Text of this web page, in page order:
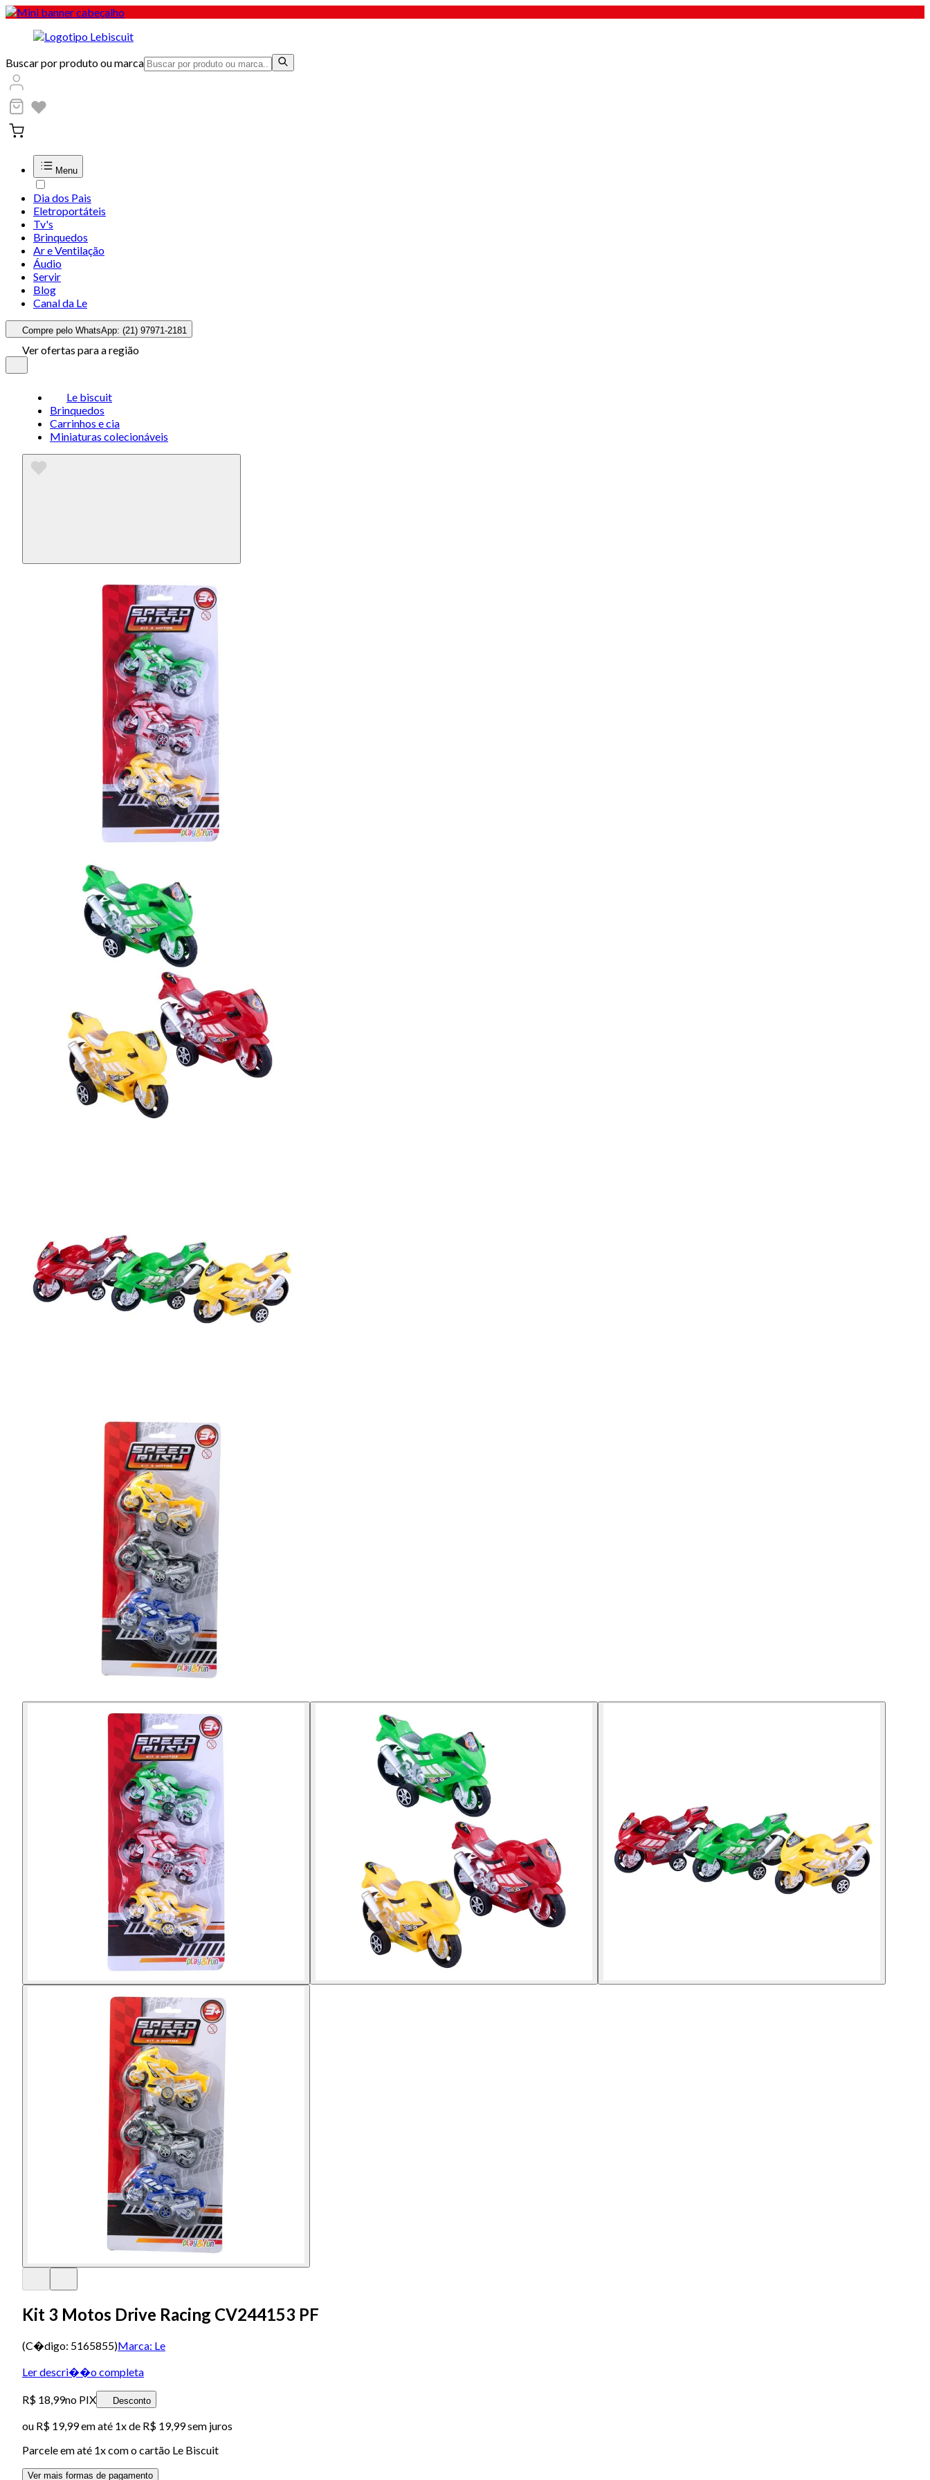
Buscar por produto ou marca
Menu
Dia dos Pais
Eletroportáteis
Tv's
Brinquedos
Ar e Ventilação
Áudio
Servir
Blog
Canal da Le
Compre pelo WhatsApp: (21) 97971-2181
Ver ofertas para a região
Le biscuit
Brinquedos
Carrinhos e cia
Miniaturas colecionáveis
Kit 3 Motos Drive Racing CV244153 PF
(C�digo: 5165855)Marca: Le
Ler descri��o completa
R$ 18,99no PIX Desconto
ou R$ 19,99em até 1x de R$ 19,99sem juros
Parcele em até 1x com o cartão Le Biscuit
Ver mais formas de pagamento